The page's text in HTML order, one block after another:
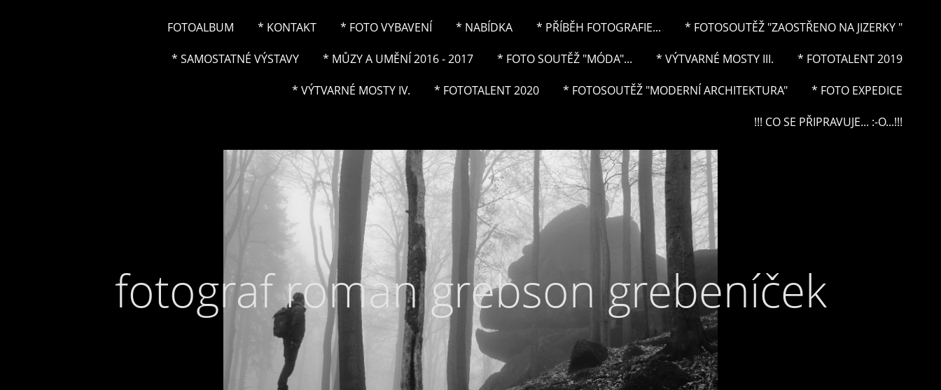
FOTOALBUM * KONTAKT * FOTO VYBAVENÍ * NABÍDKA * PŘÍBĚH FOTOGRAFIE... * FOTOSOUTĚŽ "ZAOSTŘENO NA JIZERKY "
* SAMOSTATNÉ VÝSTAVY * MŮZY A UMĚNÍ 2016 - 2017 * FOTO SOUTĚŽ "MÓDA"... * VÝTVARNÉ MOSTY III. * FOTOTALENT 2019
* VÝTVARNÉ MOSTY IV. * FOTOTALENT 2020 * FOTOSOUTĚŽ "MODERNÍ ARCHITEKTURA" * FOTO EXPEDICE
!!! CO SE PŘIPRAVUJE... :-O...!!!
fotograf roman grebson grebeníček